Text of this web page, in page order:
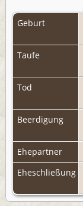
Geburt
Taufe
Tod
Beerdigung
Ehepartner
Eheschließung